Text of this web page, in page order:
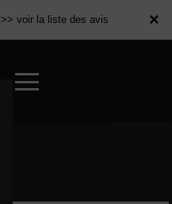
×
>> voir la liste des avis ×